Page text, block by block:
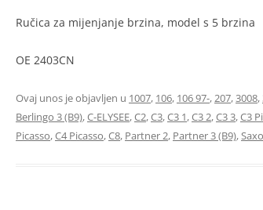
Ručica za mijenjanje brzina, model s 5 brzina
OE 2403CN
Ovaj unos je objavljen u 1007, 106, 106 97-,207,3008,
Berlingo 3 (B9),C-ELYSEE,C2,C3,C3 1,C3 2,C3 3,C3
Picasso,C4 Picasso,C8, Partner 2, Partner 3 (B9),Saxo